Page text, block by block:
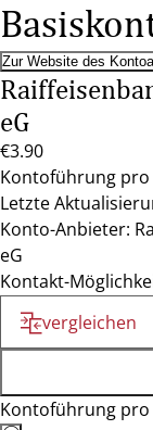
Zur Website des
eG
€3.90
Kontoführung
Letzte
Konto-Anbieter:
eG
Kontakt-
vergleichen
Kontoführung